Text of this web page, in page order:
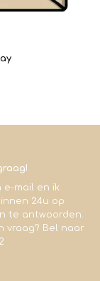
e-mail en ik
24u op
te antwoorden.
vraag? Bel naar